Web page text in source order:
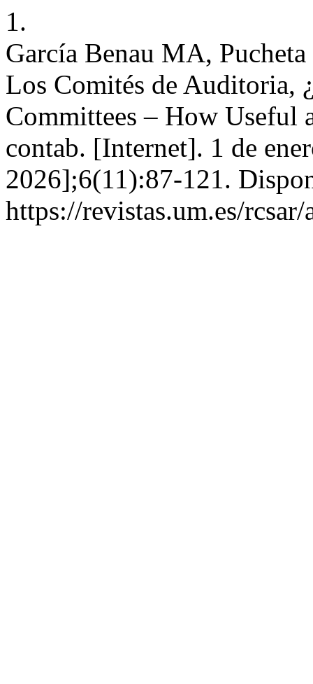
1.
García Benau MA,
Los Comités de Auditoria,
Committees – How Useful
contab. [Internet]. 1 de
2026];6(11):87-121.
https://revistas.um.es/